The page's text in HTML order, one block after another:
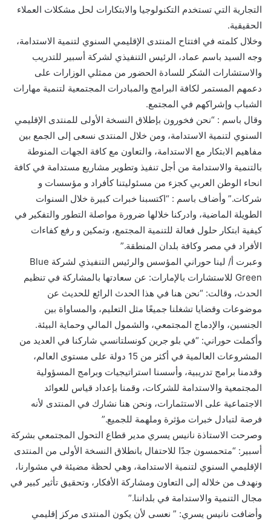
التجارية التي تستخدم التكنولوجيا والابتكارات لحل مشكلات العملاء
الحقيقية.
وخلال كلمته في افتتاح المنتدى الإقليمي السنوي لتنمية الاستدامة،
وجه السيد باسم عماد، الرئيس التنفيذي لشركة أسبير للتدريب
والاستشارات الشكر للسادة الحضور من ممثلي الوزارات على
دعمهم المستمر لكافة البرامج والمبادرات المجتمعية لتنمية مهارات
الشباب وإشراكهم في المجتمع.
وقال باسم : “نحن فخورون بإطلاق النسخة الأولى للمنتدى الإقليمي
السنوي لتنمية الاستدامة، ومن خلال المنتدى نسعى إلى الجمع بين
مفاهيم الابتكار مع الاستدامة، والتعاون مع كافة الجهات المنوطة
بالتنمية والاستدامة من أجل تنفيذ وتطوير مشاريع مستدامة في كافة
انحاء الوطن العربي كجزء من مسئوليتنا كأفراد و مؤسسات و
شركات.” وأضاف باسم : “اكتسبنا خبرات كبيرة خلال السنوات
الطويلة الماضية، وادركنا خلالها ضرورة مواصلة التطور والتفكير في
كيفية ابتكار حلول فعالة للتنمية المجتمع، وتمكين و رفع كفاءات
الأفراد في مصر وكافة بلدان المنطقة.”
وعبرت أ/ لينا حوراني المؤسس والرئيس التنفيذي لشركة Blue
Green للاستشارات بالإمارات: عن سعادتها بالمشاركة في تنظيم
الحدث، وقالت: “نحن هنا في هذا الحدث الرائع للحديث عن
موضوعات وقضايا تشغلنا جميعًا مثل التعليم، والمساواة بين
الجنسين، والإدماج المجتمعي، والشمول المالي وحماية البيئة.
وأكملت حوراني: “في بلو جرين كونسلتانسي شاركنا في العديد من
المشروعات العالمية في أكثر من 15 دولة على مستوى العالم،
وقدمنا برامج تدريبية، وأسسنا استراتيجيات وبرامج المسؤولية
المجتمعية والاستدامة للشركات، وقمنا بإعداد قياس للعوائد
الاجتماعية على الاستثمارات، ونحن هنا نشارك في المنتدى لأنه
فرصة لتبادل خبرات مؤثرة وملهمة للجميع.”
وصرحت الاستاذة نانيس يسري مدير قطاع التحول المجتمعي بشركة
أسبير: “متحمسون جدًا للاحتفال بانطلاق النسخة الأولى من المنتدى
الإقليمي السنوي لتنمية الاستدامة، وهي لحظة مضيئة في مشوارنا،
ونهدف من خلاله إلى التعاون ومشاركة الأفكار، وتحقيق تأثير كبير في
مجال التنمية والاستدامة في بلداننا.”
وأضافت نانيس يسري: ” نعسى لأن يكون المنتدى مركز إقليمي